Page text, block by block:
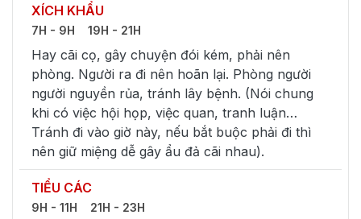
XÍCH KHẨU
7H - 9H 19H - 21H
Hay cãi cọ, gây chuyện đói kém, phải nên
phòng. Người ra đi nên hoãn lại. Phòng người
người nguyền rủa, tránh lây bệnh. (Nói chung
khi có việc hội họp, việc quan, tranh luận…
Tránh đi vào giờ này, nếu bắt buộc phải đi thì
nên giữ miệng dễ gây ẩu đả cãi nhau).
TIỂU CÁC
9H - 11H 21H - 23H